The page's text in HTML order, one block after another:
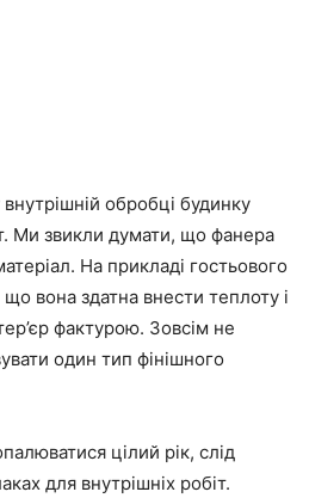
обробці будинку
Ми звикли думати, що фанера
На прикладі гостьового
вона здатна внести теплоту і
фактурою. Зовсім не
один тип фінішного
цілий рік, слід
для внутрішніх робіт.